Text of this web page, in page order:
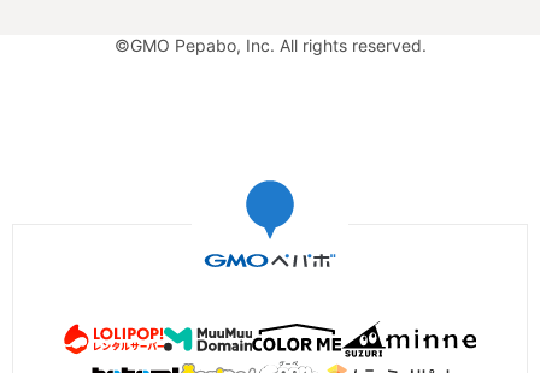
©GMO Pepabo, Inc. All rights reserved.